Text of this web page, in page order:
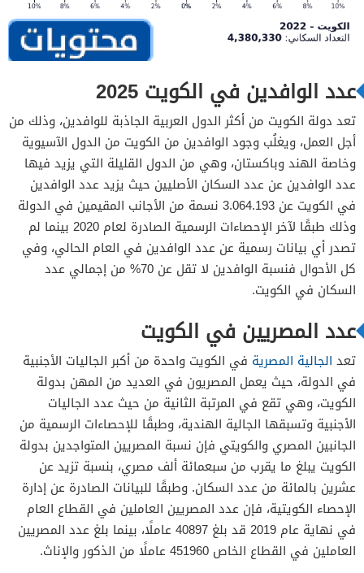
عدد الوافدين في الكويت 2025
تعد دولة الكويت من أكثر الدول العربية الجاذبة للوافدين، وذلك من
أجل العمل، ويغلُب وجود الوافدين من الكويت من الدول الآسيوية
وخاصة الهند وباكستان، وهي من الدول القليلة التي يزيد فيها
عدد الوافدين عن عدد السكان الأصليين حيث يزيد عدد الوافدين
في الكويت عن 3.064.193 نسمة من الأجانب المقيمين في الدولة
وذلك طبقًا لآخر الإحصاءات الرسمية الصادرة لعام 2020 بينما لم
تصدر أي بيانات رسمية عن عدد الوافدين في العام الحالي، وفي
كل الأحوال فنسبة الوافدين لا تقل عن 70% من إجمالي عدد
السكان في الكويت.
عدد المصريين في الكويت
تعد الجالية المصرية في الكويت واحدة من أكبر الجاليات الأجنبية
في الدولة، حيث يعمل المصريون في العديد من المهن بدولة
الكويت، وهي تقع في المرتبة الثانية من حيث عدد الجاليات
الأجنبية وتسبقها الجالية الهندية، وطبقًا للإحصاءات الرسمية من
الجانبين المصري والكويتي فإن نسبة المصريين المتواجدين بدولة
الكويت يبلغ ما يقرب من سبعمائة ألف مصري، بنسبة تزيد عن
عشرين بالمائة من عدد السكان. وطبقًا للبيانات الصادرة عن إدارة
الإحصاء الكويتية، فإن عدد المصريين العاملين في القطاع العام
في نهاية عام 2019 قد بلغ 40897 عاملًا، بينما بلغ عدد المصريين
العاملين في القطاع الخاص 451960 عاملًا من الذكور والإناث.